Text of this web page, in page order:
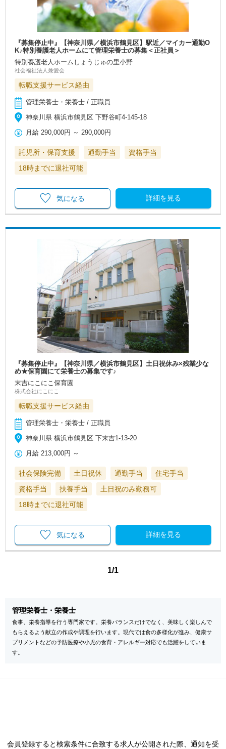
『募集停止中』【神奈川県／横浜市鶴見区】駅近／マイカー通勤O
K♪特別養護老人ホームにて管理栄養士の募集＜正社員＞
特別養護老人ホームしょうじゅの里小野
社会福祉法人兼愛会
転職支援サービス経由
管理栄養士・栄養士 / 正職員
神奈川県 横浜市鶴見区 下野谷町4-145-18
月給 290,000円 ～ 290,000円
託児所・保育支援 通勤手当
資格手当
18時までに退社可能
詳細を見る
気になる
『募集停止中』【神奈川県／横浜市鶴見区】土日祝休み×残業少な
め★保育園にて栄養士の募集です♪
末吉にこにこ保育園
株式会社にこにこ
転職支援サービス経由
管理栄養士・栄養士 / 正職員
神奈川県 横浜市鶴見区 下末吉1-13-20
月給 213,000円 ～
社会保険完備 土日祝休 通勤手当
住宅手当
資格手当
扶養手当
土日祝のみ勤務可
18時までに退社可能
詳細を見る
気になる
1/1
管理栄養士・栄養士
食事、栄養指導を行う専門家です。栄養バランスだけでなく、美味しく楽しんで
もらえるよう献立の作成や調理を行います。現代では食の多様化が進み、健康サ
プリメントなどの予防医療や小児の食育・アレルギー対応でも活躍をしていま
す。
会員登録すると検索条件に合致する求人が公開された際、通知を受